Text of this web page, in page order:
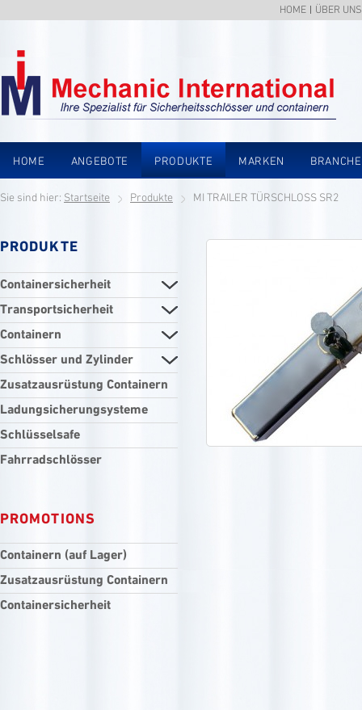
HOME ÜBER UNS
HOME ANGEBOTE PRODUKTE MARKEN
Sie sind hier: Startseite Produkte MI TRAILER TÜRSCHLOSS SR2
PRODUKTE
Containersicherheit
Transportsicherheit
Containern
Schlösser und Zylinder
Zusatzausrüstung Containern
Ladungsicherungsysteme
Schlüsselsafe
Fahrradschlösser
PROMOTIONS
Containern (auf Lager)
Zusatzausrüstung Containern
Containersicherheit